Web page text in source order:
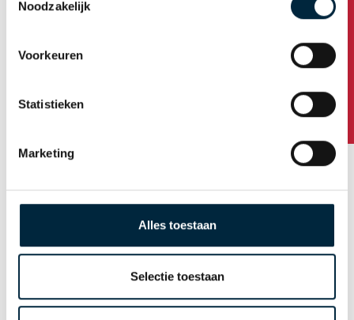
Noodzakelijk
Voorkeuren
Statistieken
Marketing
Alles toestaan
Selectie toestaan
Any questions?
Housenumber /addition
Country